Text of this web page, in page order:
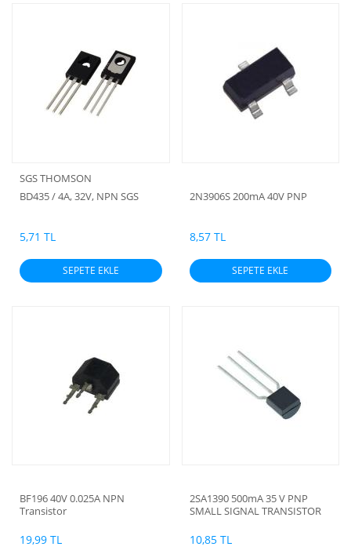
SGS THOMSON
BD435 / 4A, 32V, NPN SGS
5,71 TL
SEPETE EKLE
2N3906S 200mA 40V PNP
8,57 TL
SEPETE EKLE
BF196 40V 0.025A NPN
Transistor
19,99 TL
2SA1390 500mA 35 V PNP
SMALL SIGNAL TRANSISTOR
10,85 TL